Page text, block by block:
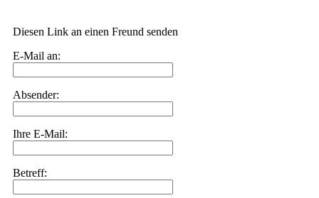
Diesen Link an einen Freund senden
E-Mail an:
Absender:
Ihre E-Mail:
Betreff: